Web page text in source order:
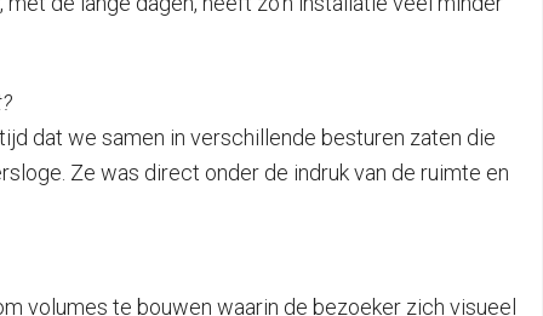
dat we samen in verschillende besturen zaten die
Ze was direct onder de indruk van de ruimte en
volumes te bouwen waarin de bezoeker zich visueel